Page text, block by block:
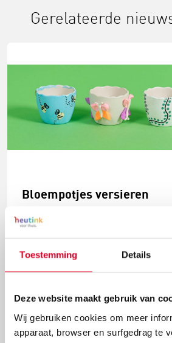
Toestemming Details
Deze website maakt gebruik van
Wij gebruiken cookies om meer
apparaat, browser en surfgedrag te
Gerelateerde
Bloempotjes versieren
Het is weer lente. De bloemetjes
straks een perfecte plek om zelf
uitstraling?
Lees meer